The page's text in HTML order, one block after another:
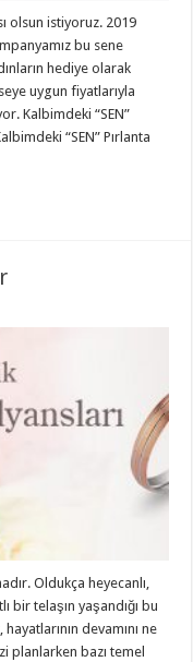
olsun istiyoruz. 2019
bu sene
hediye olarak
uygun fiyatlarıyla
Kalbimdeki “SEN”
“SEN” Pırlanta
Oldukça heyecanlı,
bir telaşın yaşandığı bu
devamını ne
planlarken bazı temel